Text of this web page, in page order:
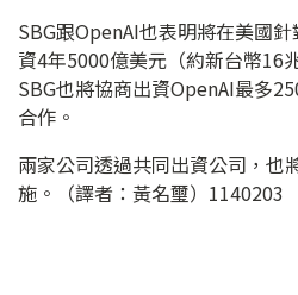
SBG跟OpenAI也表明將在美國
資4年5000億美元（約新台幣16
SBG也將協商出資OpenAI最多
合作。
兩家公司透過共同出資公司，也
施。（譯者：黃名璽）1140203